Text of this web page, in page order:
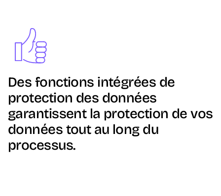
Image
Des fonctions intégrées de
protection des données
garantissent la protection de vos
données tout au long du
processus.